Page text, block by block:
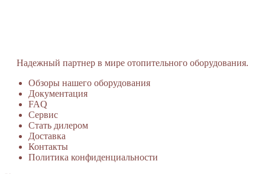
Надежный партнер в мире отопительного оборудования.
Обзоры нашего оборудования
Документация
FAQ
Сервис
Стать дилером
Доставка
Контакты
Политика конфиденциальности